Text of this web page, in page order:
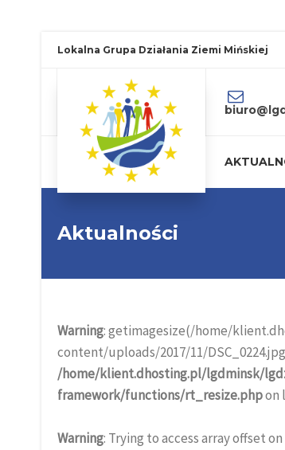
Lokalna Grupa Działania Ziemi Mińskiej
Aktualności
Warning: getimagesize(/home/
content/uploads/2017/11/
/home/klient.dhosting.pl/lgdminsk/
framework/functions/rt_resize.phpon
Warning: Trying to access array offset